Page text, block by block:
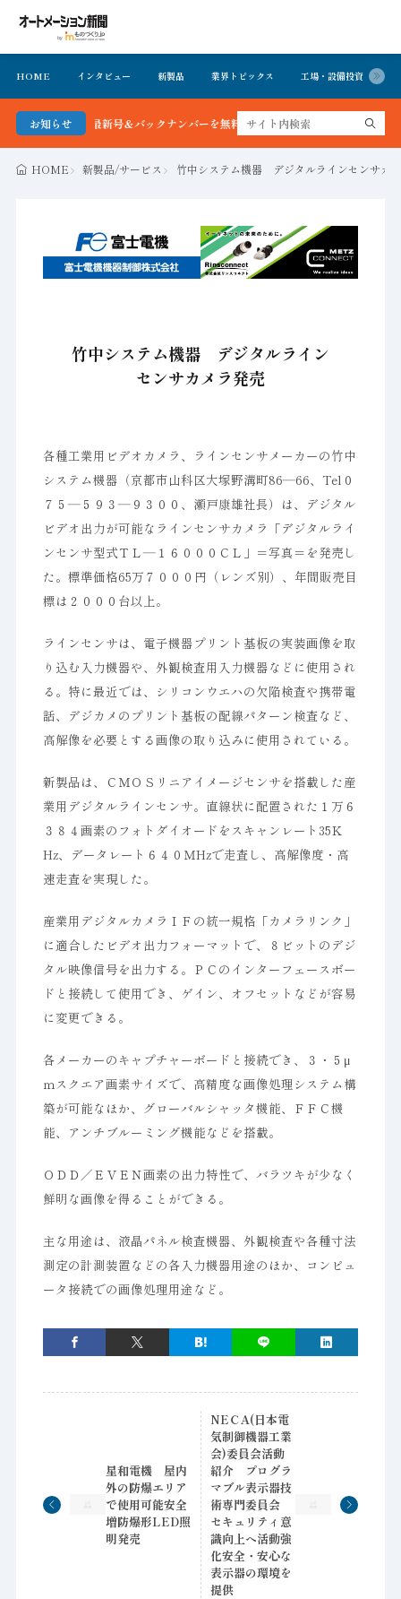
HOME インタビュー 新製品 業界トピックス 工場・設備投資
お知らせ
ン新聞 最新号＆バックナンバーを無料で公開中 詳細はこちら
HOME 新製品/サービス 竹中システム機器 デジタルラインセンサカ
竹中システム機器 デジタルライン
センサカメラ発売
各種工業用ビデオカメラ、ラインセンサメーカーの竹中
システム機器（京都市山科区大塚野溝町86―66、Tel０
７５―５９３―９３００、瀬戸康雄社長）は、デジタル
ビデオ出力が可能なラインセンサカメラ「デジタルライ
ンセンサ型式ＴＬ―１６０００ＣＬ」＝写真＝を発売し
た。標準価格65万７０００円（レンズ別）、年間販売目
標は２０００台以上。
ラインセンサは、電子機器プリント基板の実装画像を取
り込む入力機器や、外観検査用入力機器などに使用され
る。特に最近では、シリコンウエハの欠陥検査や携帯電
話、デジカメのプリント基板の配線パターン検査など、
高解像を必要とする画像の取り込みに使用されている。
新製品は、ＣＭＯＳリニアイメージセンサを搭載した産
業用デジタルラインセンサ。直線状に配置された１万６
３８４画素のフォトダイオードをスキャンレート35Ｋ
Hz、データレート６４０ＭHzで走査し、高解像度・高
速走査を実現した。
産業用デジタルカメラＩＦの統一規格「カメラリンク」
に適合したビデオ出力フォーマットで、８ビットのデジ
タル映像信号を出力する。ＰＣのインターフェースボー
ドと接続して使用でき、ゲイン、オフセットなどが容易
に変更できる。
各メーカーのキャプチャーボードと接続でき、３・５μ
ｍスクエア画素サイズで、高精度な画像処理システム構
築が可能なほか、グローバルシャッタ機能、ＦＦＣ機
能、アンチブルーミング機能などを搭載。
ＯＤＤ／ＥＶＥＮ画素の出力特性で、バラツキが少なく
鮮明な画像を得ることができる。
主な用途は、液晶パネル検査機器、外観検査や各種寸法
測定の計測装置などの各入力機器用途のほか、コンピュ
ータ接続での画像処理用途など。
星和電機 屋内
外の防爆エリア
で使用可能安全
増防爆形LED照
明発売
NEＣA(日本電
気制御機器工業
会)委員会活動
紹介 プログラ
マブル表示器技
術専門委員会
セキュリティ意
識向上へ活動強
化安全・安心な
表示器の環境を
提供